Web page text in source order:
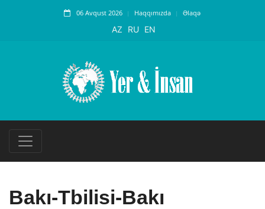
06 Avqust 2026 Haqqımızda Əlaqə
AZ RU EN
Bakı-Tbilisi-Bakı